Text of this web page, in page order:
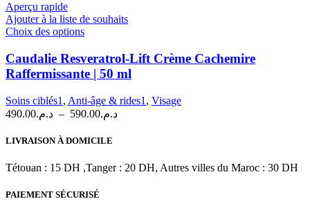
Aperçu rapide
Ajouter à la liste de souhaits
Choix des optionsCe
a
plusieurs
variations.
options
peuvent
choisies
la
du
Caudalie Resveratrol-Lift Crème Cachemire
Raffermissante | 50 ml
Soins ciblés1 , Anti-âge & rides1 , Visage
د.م.490.00 – د.م.590.00
Plage
د.م.590.00
LIVRAISON À DOMICILE
Tétouan : 15 DH ,Tanger : 20 DH, Autres villes du Maroc : 30 DH
PAIEMENT SÉCURISÉ